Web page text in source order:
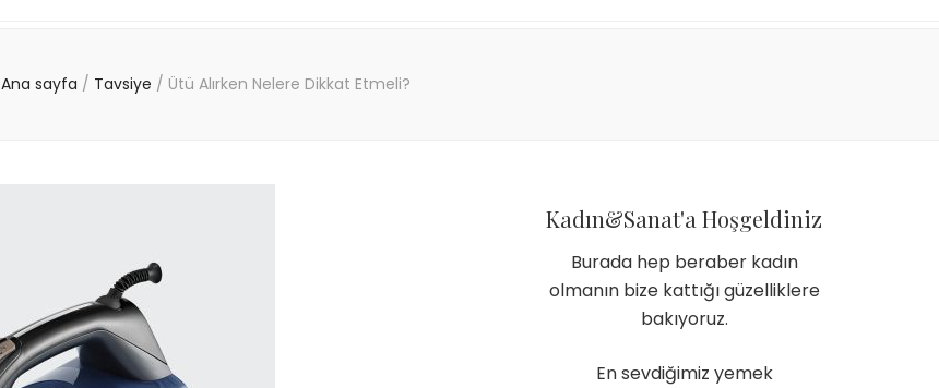
Ana sayfa / Tavsiye / Ütü Alırken Nelere Dikkat Etmeli?
Kadın&Sanat'a Hoşgeldiniz
Burada hep beraber kadın
olmanın bize kattığı güzelliklere
bakıyoruz.
En sevdiğimiz yemek